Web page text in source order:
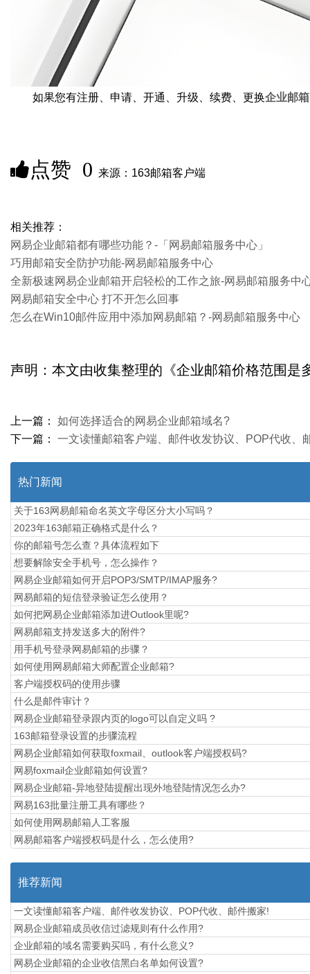
如果您有注册、申请、开通、升级、续费、更换企业邮箱
点赞 0 来源：163邮箱客户端
相关推荐：
网易企业邮箱都有哪些功能？-「网易邮箱服务中心」
巧用邮箱安全防护功能-网易邮箱服务中心
全新极速网易企业邮箱开启轻松的工作之旅-网易邮箱服务中
网易邮箱安全中心 打不开怎么回事
怎么在Win10邮件应用中添加网易邮箱？-网易邮箱服务中心
声明：本文由收集整理的《企业邮箱价格范围
上一篇： 如何选择适合的网易企业邮箱域名?
下一篇： 一文读懂邮箱客户端、邮件收发协议、POP代收、
热门新闻
关于163网易邮箱命名英文字母区分大小写吗？
2023年163邮箱正确格式是什么？
你的邮箱号怎么查？具体流程如下
想要解除安全手机号，怎么操作？
网易企业邮箱如何开启POP3/SMTP/IMAP服务?
网易邮箱的短信登录验证怎么使用？
如何把网易企业邮箱添加进Outlook里呢?
网易邮箱支持发送多大的附件?
用手机号登录网易邮箱的步骤？
如何使用网易邮箱大师配置企业邮箱?
​客户端授权码的使用步骤
什么是邮件审计？
网易企业邮箱登录跟内页的logo可以自定义吗 ?
163邮箱登录设置的步骤流程
网易企业邮箱如何获取foxmail、outlook客户端授权码?
网易foxmail企业邮箱如何设置?
网易企业邮箱-异地登陆提醒出现外地登陆情况怎么办?
网易163批量注册工具有哪些？
如何使用网易邮箱人工客服
网易邮箱客户端授权码是什么，怎么使用?
推荐新闻
一文读懂邮箱客户端、邮件收发协议、POP代收、邮件搬家!
网易企业邮箱成员收信过滤规则有什么作用?
企业邮箱的域名需要购买吗，有什么意义?
网易企业邮箱的企业收信黑白名单如何设置?